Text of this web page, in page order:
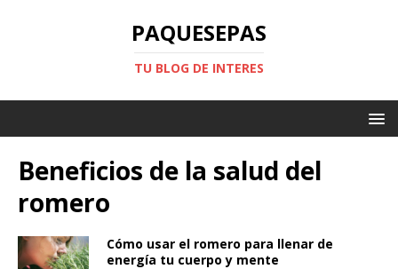
PAQUESEPAS
TU BLOG DE INTERES
Beneficios de la salud del
romero
Cómo usar el romero para llenar de
energía tu cuerpo y mente